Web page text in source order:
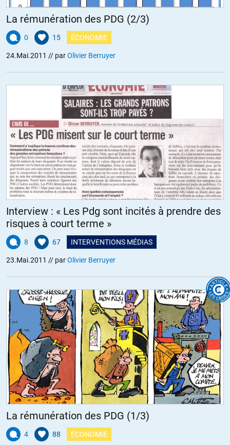
La rémunération des PDG (2/3)
0 15 ÉCONOMIE
24.Mai.2011 // parOlivier Berruyer
Interview : « Les Pdg sont incités à prendre des
risques à court terme »
8 67 INTERVENTIONS MÉDIAS
23.Mai.2011 // parOlivier Berruyer
La rémunération des PDG (1/3)
4 88 ÉCONOMIE